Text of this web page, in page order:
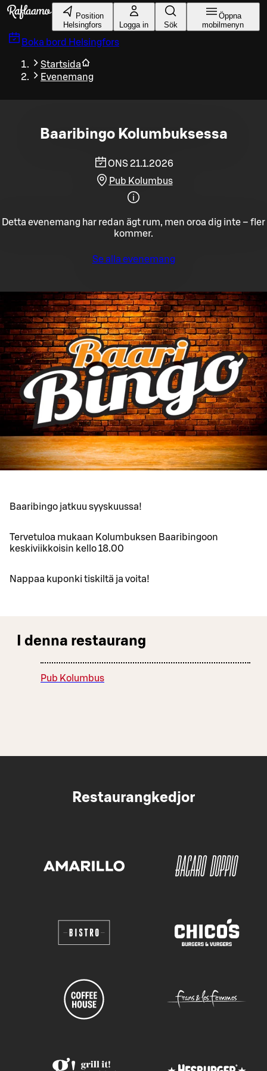
Gå till huvudinnehållet
Position
Helsingfors
Logga in Sök
Öppna
mobilmenyn
Boka bord Helsingfors
Startsida
Evenemang
Baaribingo Kolumbuksessa
ONS 21.1.2026
Pub Kolumbus
Detta evenemang har redan ägt rum, men oroa dig inte – fler
kommer.
Se alla evenemang
Baaribingo jatkuu syyskuussa!
Tervetuloa mukaan Kolumbuksen Baaribingoon
keskiviikkoisin kello 18.00
Nappaa kuponki tiskiltä ja voita!
I denna restaurang
Pub Kolumbus
Restaurangkedjor